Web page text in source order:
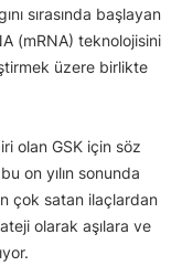
sırasında başlayan
(mRNA) teknolojisini
üzere birlikte
olan GSK için söz
on yılın sonunda
çok satan ilaçlardan
olarak aşılara ve